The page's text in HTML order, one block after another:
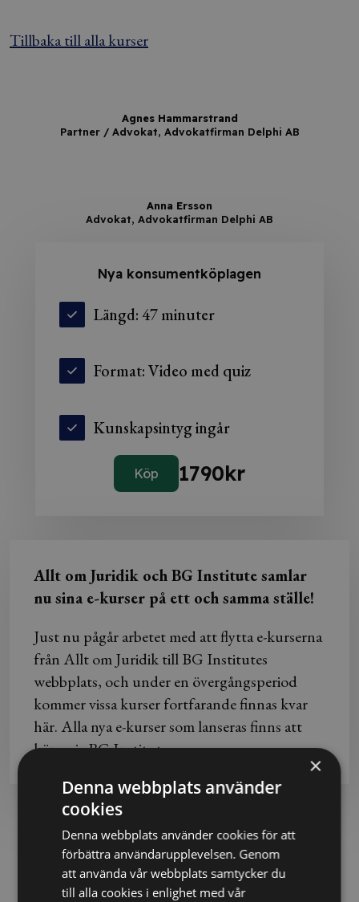
Tillbaka till alla kurser
Agnes Hammarstrand
Partner / Advokat, Advokatfirman Delphi AB
Anna Ersson
Advokat, Advokatfirman Delphi AB
Nya konsumentköplagen
Längd: 47 minuter
Format: Video med quiz
Kunskapsintyg ingår
Köp 1790kr
Allt om Juridik och BG Institute samlar
nu sina e-kurser på ett och samma ställe!
Just nu pågår arbetet med att flytta e-kurserna
från Allt om Juridik till BG Institutes
webbplats, och under en övergångsperiod
kommer vissa kurser fortfarande finnas kvar
här. Alla nya e-kurser som lanseras finns att
köpa via BG Institute.
Hur fungerar det?
×
Denna webbplats använder
cookies
Denna webbplats använder cookies för att
förbättra användarupplevelsen. Genom
att använda vår webbplats samtycker du
till alla cookies i enlighet med vår